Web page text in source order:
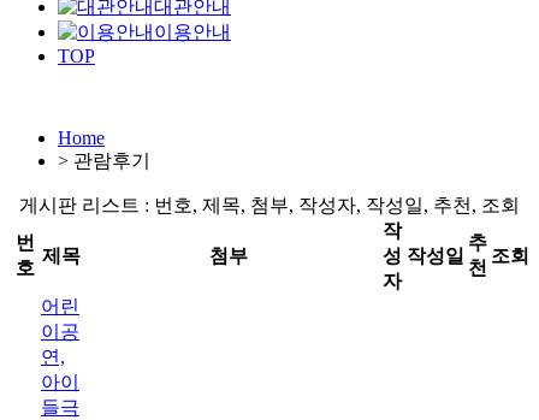
대관안내
이용안내
TOP
Home
> 관람후기
게시판 리스트 : 번호, 제목, 첨부, 작성자, 작성일, 추천, 조회
번
호
제목 첨부
작
성
자
작성일
추
천
조회
어린
이공
연,
아이
들극